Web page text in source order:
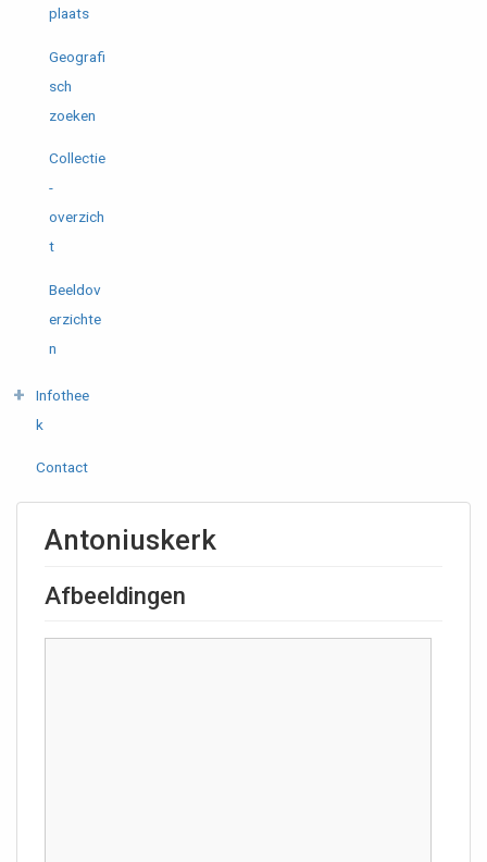
plaats
Geografi
sch
zoeken
Collectie
-
overzich
t
Beeldov
erzichte
n
Infothee
k
Contact
Antoniuskerk
Afbeeldingen